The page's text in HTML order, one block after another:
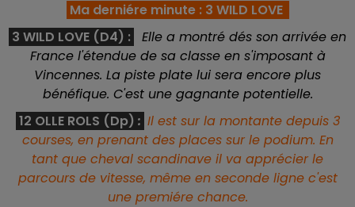
Ma derniére minute : 3 WILD LOVE
3 WILD LOVE (D4) :
Elle a montré dés son arrivée en
France l'étendue de sa classe en s'imposant à
Vincennes. La piste plate lui sera encore plus
bénéfique. C'est une gagnante potentielle.
12 OLLE ROLS (Dp) : Il est sur la montante depuis 3
courses, en prenant des places sur le podium. En
tant que cheval scandinave il va apprécier le
parcours de vitesse, même en seconde ligne c'est
une premiére chance.